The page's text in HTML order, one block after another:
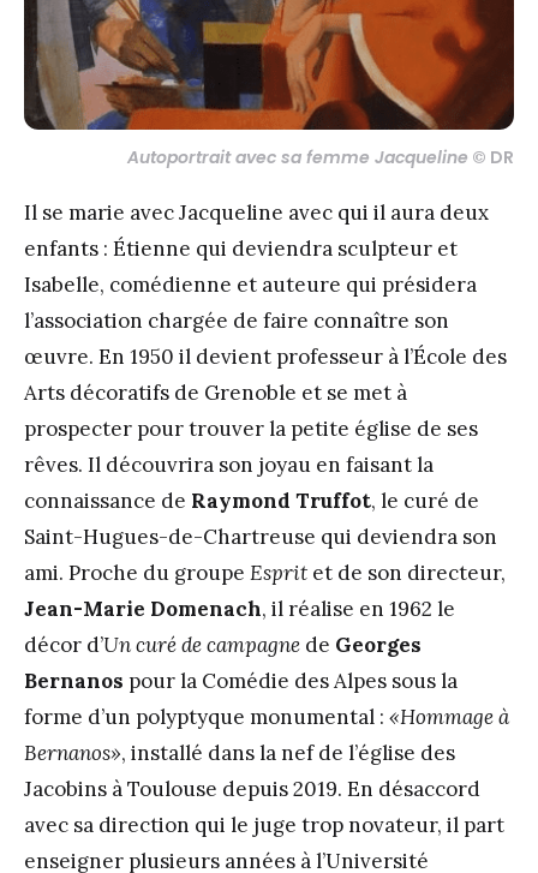
Autoportrait avec sa femme Jacqueline © DR
Il se marie avec Jacqueline avec qui il aura deux
enfants : Étienne qui deviendra sculpteur et
Isabelle, comédienne et auteure qui présidera
l’association chargée de faire connaître son
œuvre. En 1950 il devient professeur à l’École des
Arts décoratifs de Grenoble et se met à
prospecter pour trouver la petite église de ses
rêves. Il découvrira son joyau en faisant la
connaissance de Raymond Truffot, le curé de
Saint-Hugues-de-Chartreuse qui deviendra son
ami. Proche du groupe Esprit et de son directeur,
Jean-Marie Domenach, il réalise en 1962 le
décor d’Un curé de campagne de Georges
Bernanos pour la Comédie des Alpes sous la
forme d’un polyptyque monumental : «Hommage à
Bernanos», installé dans la nef de l’église des
Jacobins à Toulouse depuis 2019. En désaccord
avec sa direction qui le juge trop novateur, il part
enseigner plusieurs années à l’Université